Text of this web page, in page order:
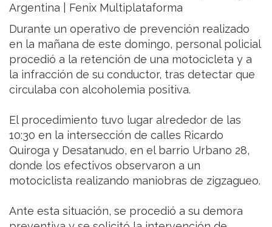
Argentina | Fenix Multiplataforma
Durante un operativo de prevención realizado
en la mañana de este domingo, personal policial
procedió a la retención de una motocicleta y a
la infracción de su conductor, tras detectar que
circulaba con alcoholemia positiva.
El procedimiento tuvo lugar alrededor de las
10:30 en la intersección de calles Ricardo
Quiroga y Desatanudo, en el barrio Urbano 28,
donde los efectivos observaron a un
motociclista realizando maniobras de zigzagueo.
Ante esta situación, se procedió a su demora